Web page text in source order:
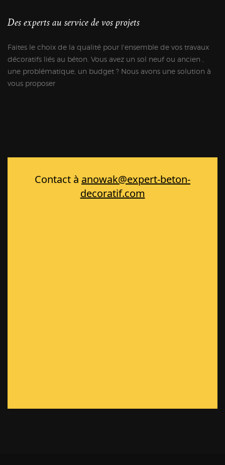
Des experts au service de vos projets
Faites le choix de la qualité pour l'ensemble de vos travaux
décoratifs liés au béton. Vous avez un sol neuf ou ancien ,
une problématique, un budget ? Nous avons une solution à
vous proposer